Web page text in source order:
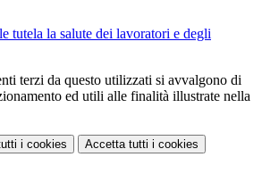
tutela la salute dei lavoratori e degli
terzi da questo utilizzati si avvalgono di
ed utili alle finalità illustrate nella
i cookies Accetta tutti i cookies